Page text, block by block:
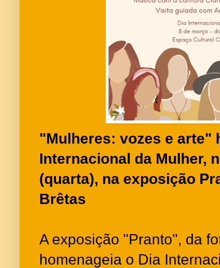
"Mulheres: vozes e arte"
Internacional da Mulher,
(quarta), na exposição
Brêtas
A exposição "Pranto", da
homenageia o Dia